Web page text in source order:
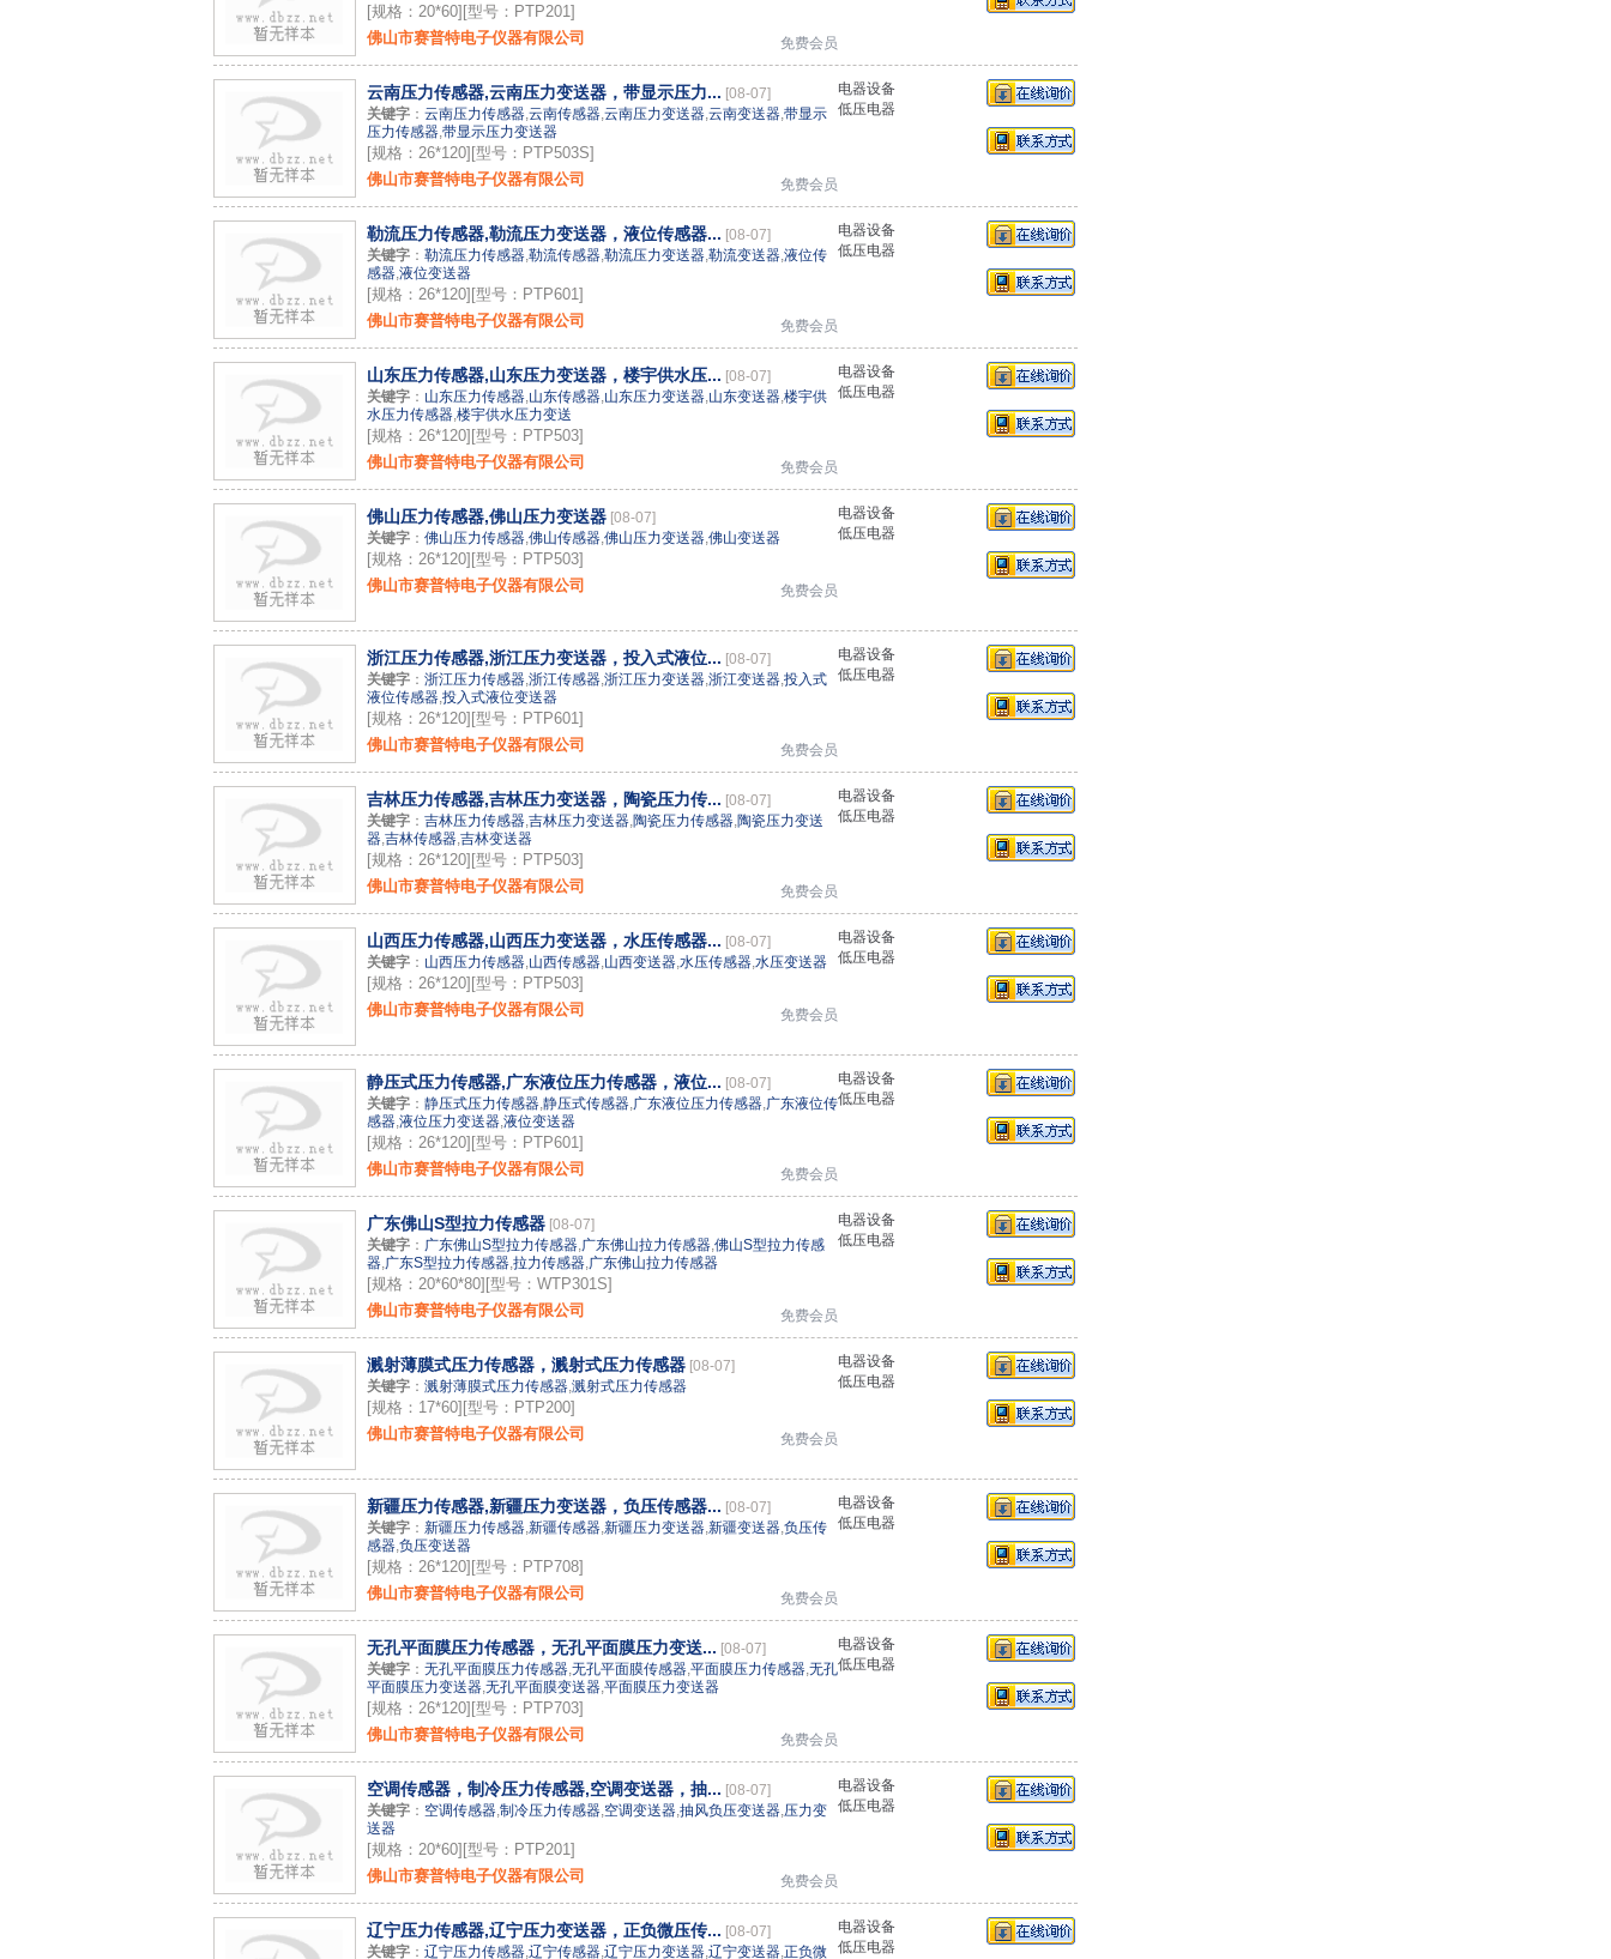
[规格：20*60][型号：PTP201]
佛山市赛普特电子仪器有限公司
免费会员
云南压力传感器,云南压力变送器，带显示压力... [08-07]
关键字 ： 云南压力传感器,云南传感器,云南压力变送器,云南变送器,带显示
压力传感器,带显示压力变送器
[规格：26*120][型号：PTP503S]
佛山市赛普特电子仪器有限公司
免费会员
电器设备
低压电器
勒流压力传感器,勒流压力变送器，液位传感器... [08-07]
关键字 ： 勒流压力传感器,勒流传感器,勒流压力变送器,勒流变送器,液位传
感器,液位变送器
[规格：26*120][型号：PTP601]
佛山市赛普特电子仪器有限公司
免费会员
电器设备
低压电器
山东压力传感器,山东压力变送器，楼宇供水压... [08-07]
关键字 ： 山东压力传感器,山东传感器,山东压力变送器,山东变送器,楼宇供
水压力传感器,楼宇供水压力变送
[规格：26*120][型号：PTP503]
佛山市赛普特电子仪器有限公司
免费会员
电器设备
低压电器
佛山压力传感器,佛山压力变送器 [08-07]
关键字 ： 佛山压力传感器,佛山传感器,佛山压力变送器,佛山变送器
[规格：26*120][型号：PTP503]
佛山市赛普特电子仪器有限公司
免费会员
电器设备
低压电器
浙江压力传感器,浙江压力变送器，投入式液位... [08-07]
关键字 ： 浙江压力传感器,浙江传感器,浙江压力变送器,浙江变送器,投入式
液位传感器,投入式液位变送器
[规格：26*120][型号：PTP601]
佛山市赛普特电子仪器有限公司
免费会员
电器设备
低压电器
吉林压力传感器,吉林压力变送器，陶瓷压力传... [08-07]
关键字 ： 吉林压力传感器,吉林压力变送器,陶瓷压力传感器,陶瓷压力变送
器,吉林传感器,吉林变送器
[规格：26*120][型号：PTP503]
佛山市赛普特电子仪器有限公司
免费会员
电器设备
低压电器
山西压力传感器,山西压力变送器，水压传感器... [08-07]
关键字 ： 山西压力传感器,山西传感器,山西变送器,水压传感器,水压变送器
[规格：26*120][型号：PTP503]
佛山市赛普特电子仪器有限公司
免费会员
电器设备
低压电器
静压式压力传感器,广东液位压力传感器，液位... [08-07]
关键字 ： 静压式压力传感器,静压式传感器,广东液位压力传感器,广东液位传
感器,液位压力变送器,液位变送器
[规格：26*120][型号：PTP601]
佛山市赛普特电子仪器有限公司
免费会员
电器设备
低压电器
广东佛山S型拉力传感器 [08-07]
关键字 ： 广东佛山S型拉力传感器,广东佛山拉力传感器,佛山S型拉力传感
器,广东S型拉力传感器,拉力传感器,广东佛山拉力传感器
[规格：20*60*80][型号：WTP301S]
佛山市赛普特电子仪器有限公司
免费会员
电器设备
低压电器
溅射薄膜式压力传感器，溅射式压力传感器 [08-07]
关键字 ： 溅射薄膜式压力传感器,溅射式压力传感器
[规格：17*60][型号：PTP200]
佛山市赛普特电子仪器有限公司
免费会员
电器设备
低压电器
新疆压力传感器,新疆压力变送器，负压传感器... [08-07]
关键字 ： 新疆压力传感器,新疆传感器,新疆压力变送器,新疆变送器,负压传
感器,负压变送器
[规格：26*120][型号：PTP708]
佛山市赛普特电子仪器有限公司
免费会员
电器设备
低压电器
无孔平面膜压力传感器，无孔平面膜压力变送... [08-07]
关键字 ： 无孔平面膜压力传感器,无孔平面膜传感器,平面膜压力传感器,无孔
平面膜压力变送器,无孔平面膜变送器,平面膜压力变送器
[规格：26*120][型号：PTP703]
佛山市赛普特电子仪器有限公司
免费会员
电器设备
低压电器
空调传感器，制冷压力传感器,空调变送器，抽... [08-07]
关键字 ： 空调传感器,制冷压力传感器,空调变送器,抽风负压变送器,压力变
送器
[规格：20*60][型号：PTP201]
佛山市赛普特电子仪器有限公司
免费会员
电器设备
低压电器
辽宁压力传感器,辽宁压力变送器，正负微压传... [08-07]
关键字 ： 辽宁压力传感器,辽宁传感器,辽宁压力变送器,辽宁变送器,正负微
电器设备
低压电器